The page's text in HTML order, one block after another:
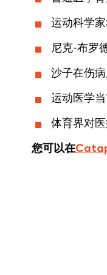
运动科学
尼克-布罗
沙子在伤
运动医学
体育界对
您可以在